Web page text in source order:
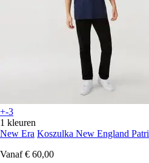
+-3
1 kleuren
New Era Koszulka New England
Vanaf € 60,00